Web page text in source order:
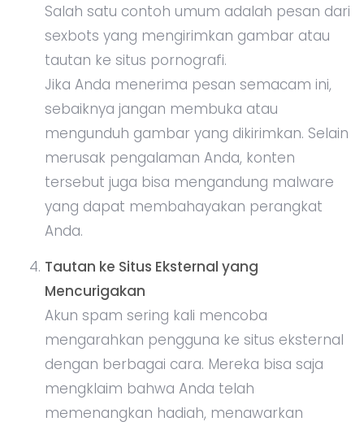
Salah satu contoh umum adalah pesan dari
sexbots yang mengirimkan gambar atau
tautan ke situs pornografi.
Jika Anda menerima pesan semacam ini,
sebaiknya jangan membuka atau
mengunduh gambar yang dikirimkan. Selain
merusak pengalaman Anda, konten
tersebut juga bisa mengandung malware
yang dapat membahayakan perangkat
Anda.
Tautan ke Situs Eksternal yang
Mencurigakan
Akun spam sering kali mencoba
mengarahkan pengguna ke situs eksternal
dengan berbagai cara. Mereka bisa saja
mengklaim bahwa Anda telah
memenangkan hadiah, menawarkan